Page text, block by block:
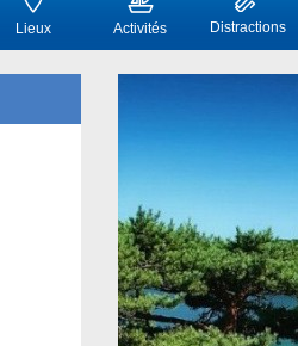
Lieux Activités Distractions